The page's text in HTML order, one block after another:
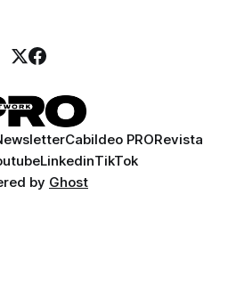
Cabildeo PRORevista
LinkedinTikTok
by Ghost